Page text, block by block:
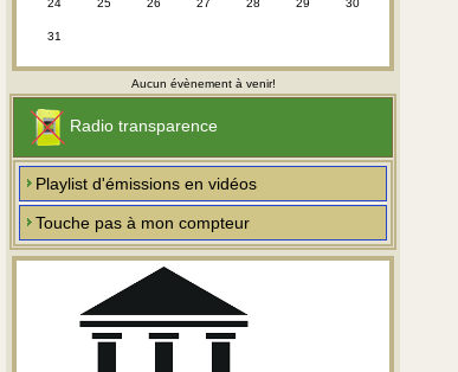
24 25 26 27 28 29 30
31
Aucun évènement à venir!
Radio transparence
Playlist d'émissions en vidéos
Touche pas à mon compteur